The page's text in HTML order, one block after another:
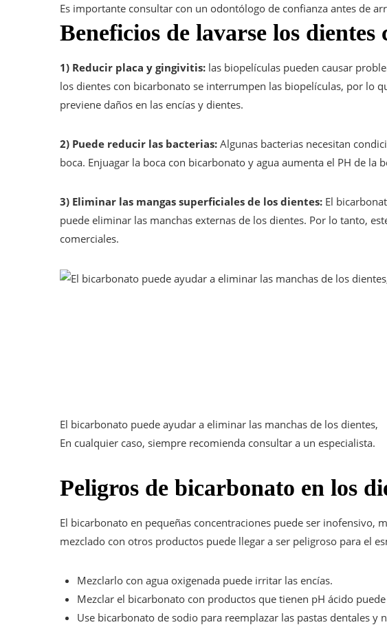
Es importante consultar con un odontólogo de confianza antes de
Beneficios de lavarse los
​1) Reducir placa y gingivitis: las biopelículas pueden causar
los dientes con bicarbonato se interrumpen las biopelículas, por lo
previene daños en las encías y dientes.
2) Puede reducir las bacterias: Algunas bacterias necesitan
boca. Enjuagar la boca con bicarbonato y agua aumenta el PH de la
3) Eliminar las mangas superficiales de los dientes: El
puede eliminar las manchas externas de los dientes. Por lo tanto,
comerciales.
El bicarbonato puede ayudar a eliminar las manchas de los dientes,
En cualquier caso, siempre recomienda consultar a un especialista.
Peligros de bicarbonato en los
El bicarbonato en pequeñas concentraciones puede ser inofensivo,
mezclado con otros productos puede llegar a ser peligroso para el
Mezclarlo con agua oxigenada puede irritar las encías.
Mezclar el bicarbonato con productos que tienen pH ácido
Use bicarbonato de sodio para reemplazar las pastas dentales y